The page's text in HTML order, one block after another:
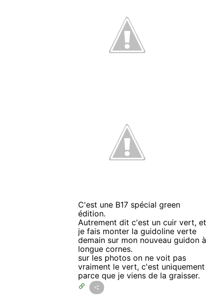
C'est une B17 spécial green
édition.
Autrement dit c'est un cuir vert, et
je fais monter la guidoline verte
demain sur mon nouveau guidon à
longue cornes.
sur les photos on ne voit pas
vraiment le vert, c'est uniquement
parce que je viens de la graisser.